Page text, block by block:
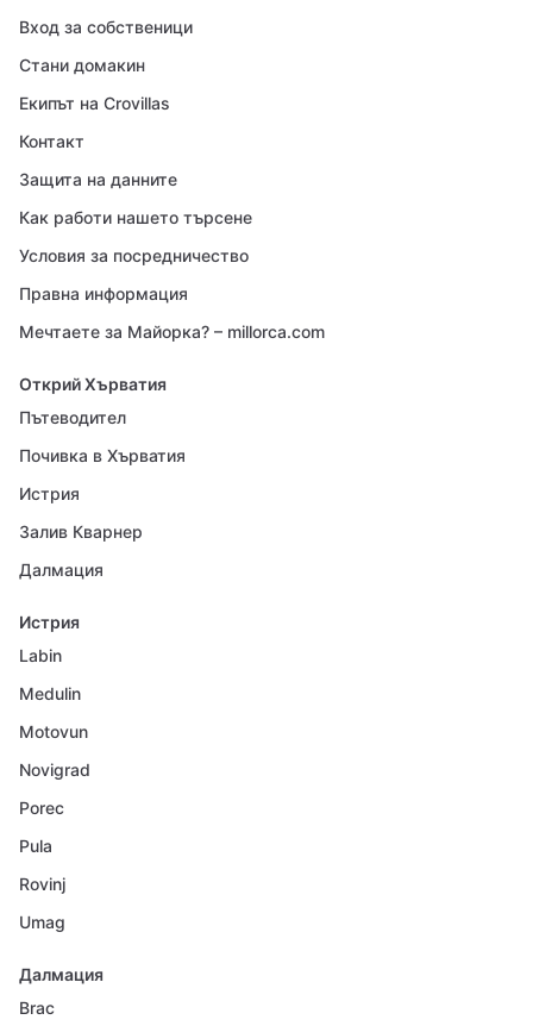
Вход за собственици
Стани домакин
Екипът на Crovillas
Контакт
Защита на данните
Как работи нашето търсене
Условия за посредничество
Правна информация
Мечтаете за Майорка? – millorca.com
Открий Хърватия
Пътеводител
Почивка в Хърватия
Истрия
Залив Кварнер
Далмация
Истрия
Labin
Medulin
Motovun
Novigrad
Porec
Pula
Rovinj
Umag
Далмация
Brac